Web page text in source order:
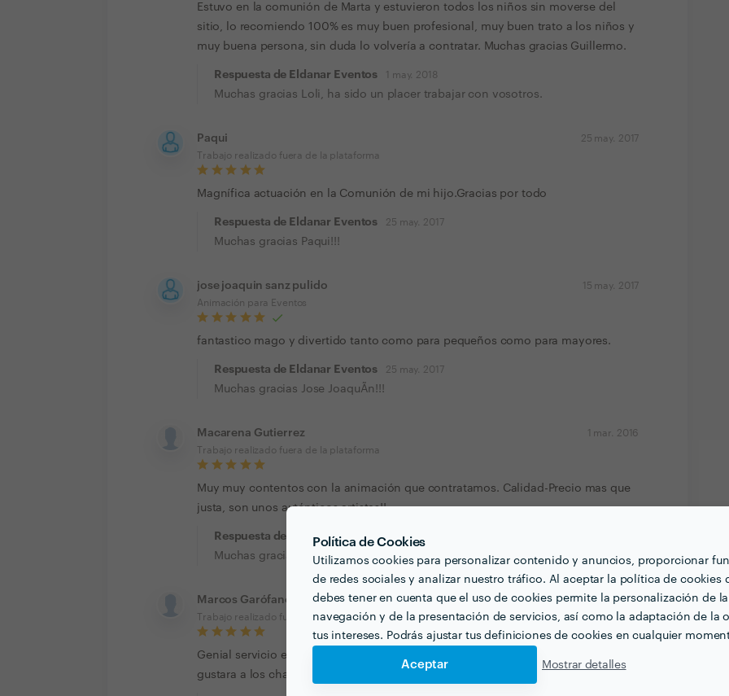
Política de Cookies
Utilizamos cookies para personalizar contenido y anuncios, proporcionar
de redes sociales y analizar nuestro tráfico. Al aceptar la política de cookies
debes tener en cuenta que el uso de cookies permite la personalización de la
navegación y de la presentación de servicios, así como la adaptación de la
tus intereses. Podrás ajustar tus definiciones de cookies en cualquier
Aceptar Mostrar detalles
Estuvo en la comunión de Marta y estuvieron todos los niños sin moverse del
sitio, lo recomiendo 100% es muy buen profesional, muy buen trato a los niños y
muy buena persona, sin duda lo volvería a contratar. Muchas gracias Guillermo.
Respuesta de Eldanar Eventos 1 may. 2018
Muchas gracias Loli, ha sido un placer trabajar con vosotros.
Paqui
Trabajo realizado fuera de la plataforma
25 may. 2017
Magnífica actuación en la Comunión de mi hijo.Gracias por todo
Respuesta de Eldanar Eventos 25 may. 2017
Muchas gracias Paqui!!!
jose joaquin sanz pulido
Animación para Eventos
15 may. 2017
fantastico mago y divertido tanto como para pequeños como para mayores.
Respuesta de Eldanar Eventos 25 may. 2017
Muchas gracias Jose JoaquÃ­n!!!
Macarena Gutierrez
Trabajo realizado fuera de la plataforma
1 mar. 2016
Muy muy contentos con la animación que contratamos. Calidad-Precio mas que
justa, son unos auténticos artistas!!
Respuesta de Eldanar Eventos 19 ene. 2017
Muchas gracias Macarena!!
Marcos Garófano
Trabajo realizado fuera de la plataforma
1 mar. 2016
Genial servicio en el cumpleaños de mi hija. Queríamos una animación que
gustara a los chavales, y eso fue lo que conseguimos. En el futuro repetiremos!!